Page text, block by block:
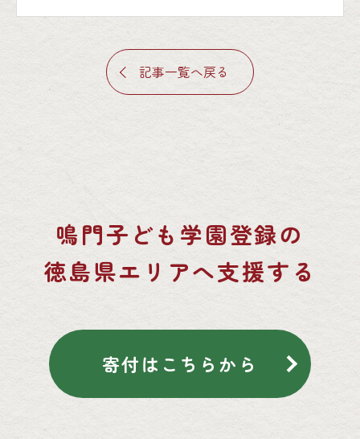
記事一覧へ戻る
鳴門子ども学園登録の
徳島県エリアへ支援する
寄付はこちらから